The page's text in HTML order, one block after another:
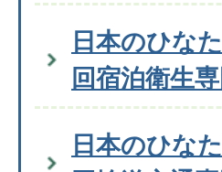
日本のひな
回宿泊衛生
日本のひな